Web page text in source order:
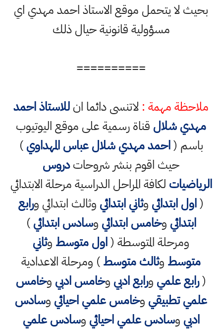
بحيث لا يتحمل موقع الاستاذ احمد مهدي اي
مسؤولية قانونية حيال ذلك
==========
ملاحظة مهمة : لاتنسى دائما انللاستاذ احمد
مهدي شلال قناة رسمية على موقع اليوتيوب
باسم (احمد مهدي شلال عباس المهداوي)
حيث اقوم بنشر شروحاتدروس
الرياضيات لكافة المراحل الدراسية مرحلة الابتدائي
(اول ابتدائي وثاني ابتدائي وثالث ابتدائي ورابع
ابتدائي وخامس ابتدائي وسادس ابتدائي)
ومرحلة المتوسطة (اول متوسط وثاني
متوسط وثالث متوسط) ومرحلة الاعدادية
(رابع علمي ورابع ادبي وخامس ادبي وخامس
علمي تطبيقي وخامس علمي احيائي وسادس
ادبي وسادس علمي احيائي وسادس علمي